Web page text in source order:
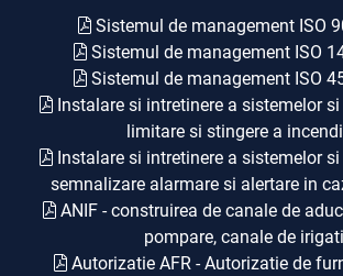
Sistemul de management ISO
Sistemul de management ISO
Sistemul de management ISO
Instalare si intretinere a sistemelor
limitare si stingere a
Instalare si intretinere a sistemelor
semnalizare alarmare si alertare in
ANIF - construirea de canale de
pompare, canale de
Autorizatie AFR - Autorizatie de